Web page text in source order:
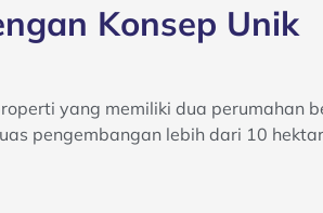
Konsep Unik
yang memiliki dua perumahan
pengembangan lebih dari 10